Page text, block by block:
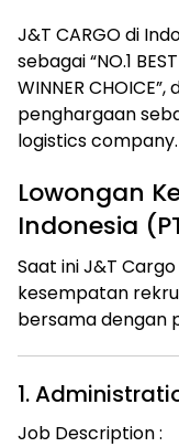
J&T CARGO di
sebagai “NO.1
WINNER
penghargaan
logistics company.
Lowongan
Indonesia
Saat ini J&T
kesempatan
bersama dengan
1.
Job Description :